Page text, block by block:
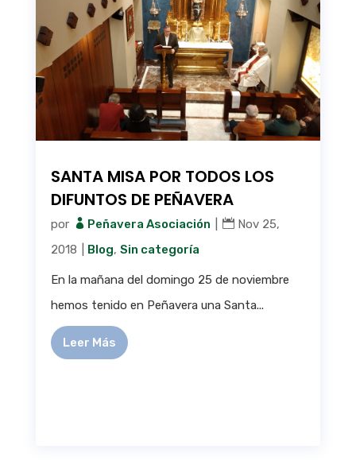
SANTA MISA POR TODOS LOS
DIFUNTOS DE PEÑAVERA
por Peñavera Asociación
Nov 25,
2018
Blog, Sin categoría
En la mañana del domingo 25 de noviembre
hemos tenido en Peñavera una Santa...
Leer Más